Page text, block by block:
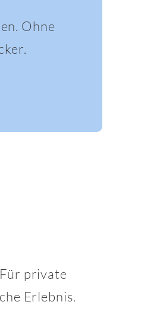
Ohne
private
Erlebnis.